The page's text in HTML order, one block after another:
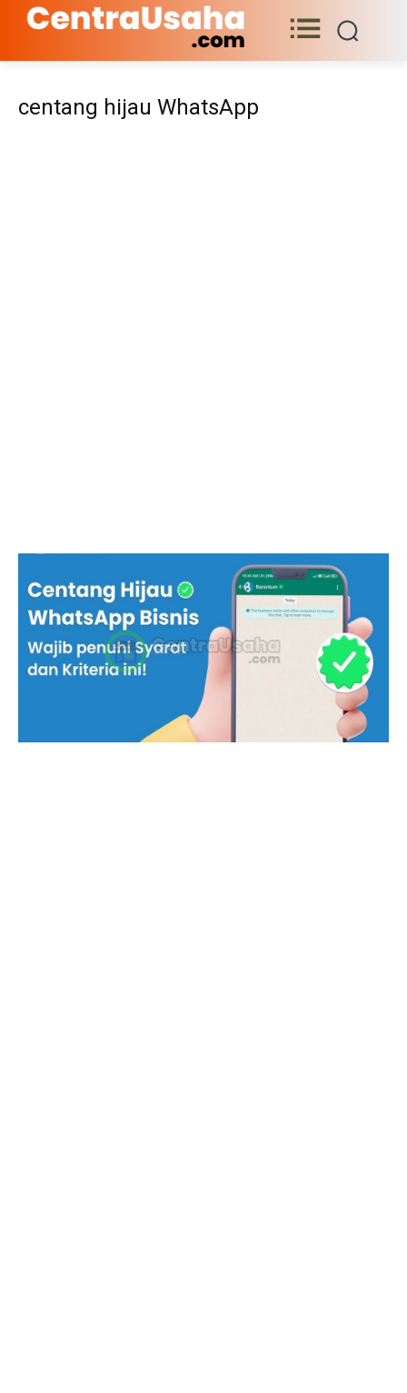
centang hijau WhatsApp